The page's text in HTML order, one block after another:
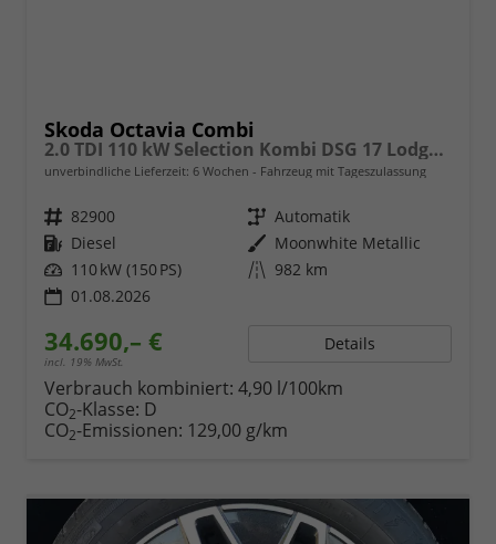
Skoda Octavia Combi
2.0 TDI 110 kW Selection Kombi DSG 17 Lodge Navi PDC GV5 el. Hk
unverbindliche Lieferzeit: 6 Wochen Fahrzeug mit Tageszulassung
Fahrzeugnr. 82900 Getriebe Automatik
Kraftstoff Diesel Außenfarbe Moonwhite Metallic
Leistung 110 kW (150 PS) Kilometerstand 982 km
01.08.2026
34.690,– €
incl. 19% MwSt.
Details
Verbrauch kombiniert: 4,90 l/100km
CO2-Klasse: D
CO2-Emissionen: 129,00 g/km